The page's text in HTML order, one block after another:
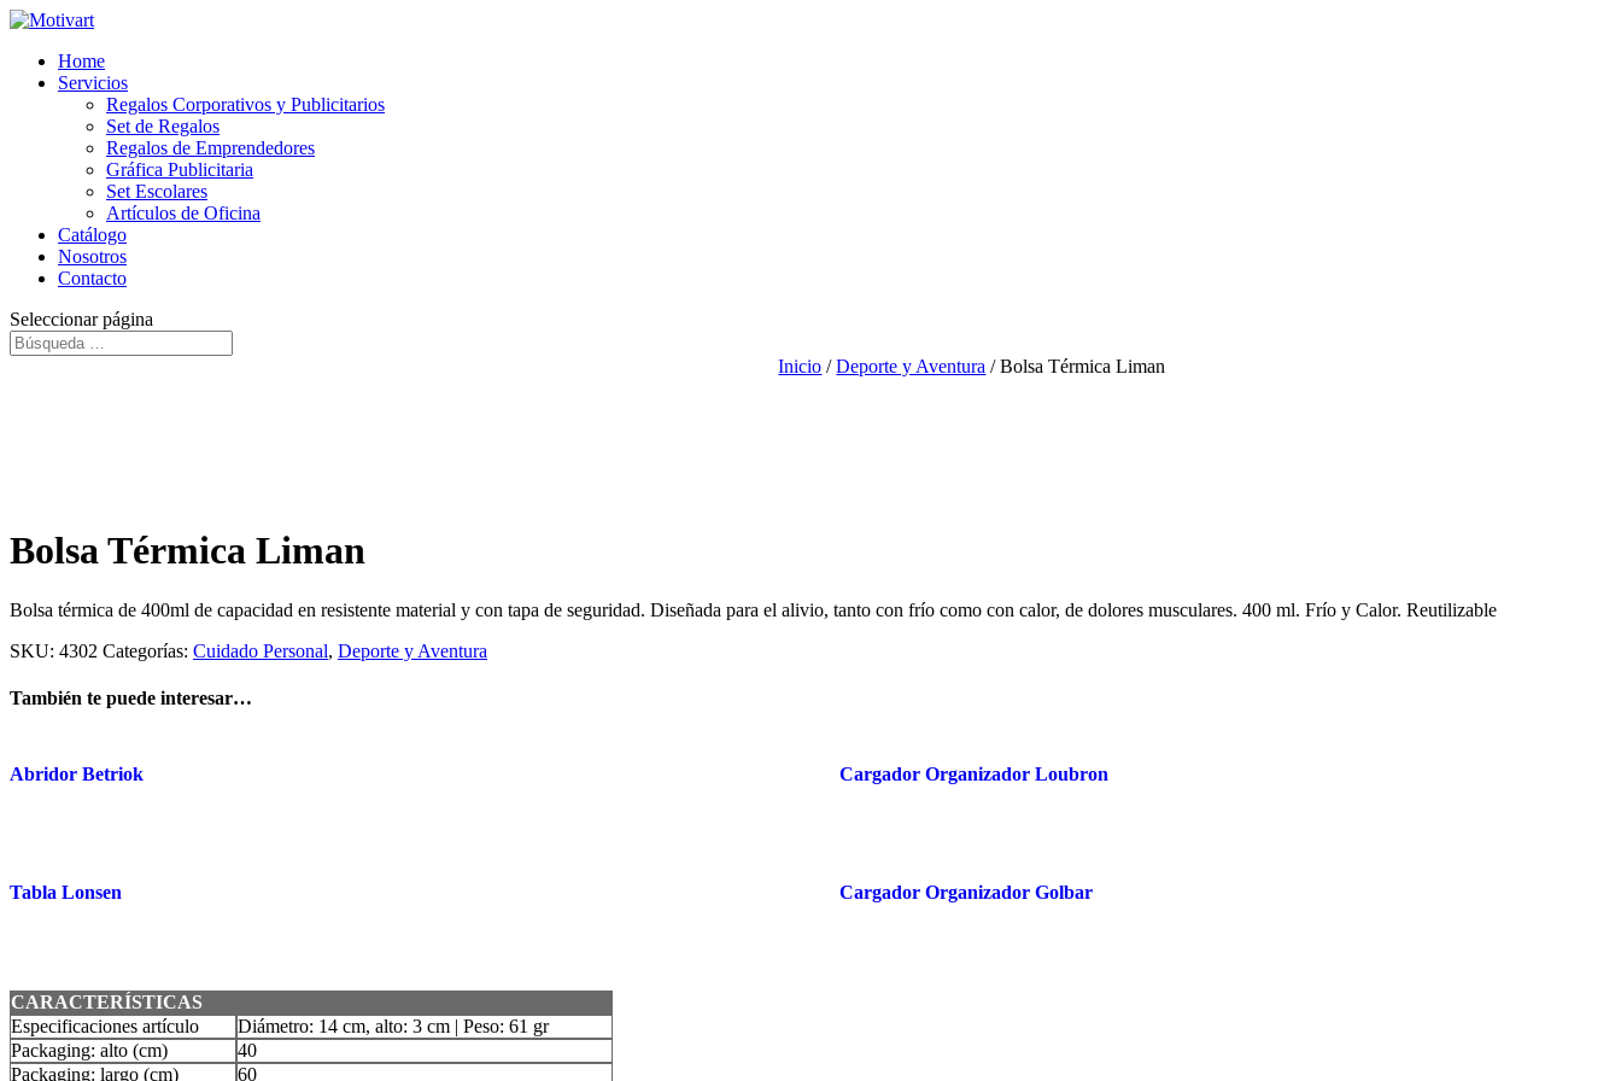
Home
Servicios
Regalos Corporativos y Publicitarios
Set de Regalos
Regalos de Emprendedores
Gráfica Publicitaria
Set Escolares
Artículos de Oficina
Catálogo
Nosotros
Contacto
Seleccionar página
Inicio /Deporte y Aventura / Bolsa Térmica Liman
Bolsa Térmica Liman
Bolsa térmica de 400ml de capacidad en resistente material y con tapa de seguridad. Diseñada para el alivio, tanto con frío como con calor, de dolores musculares. 400 ml. Frío y Calor. Reutilizable
SKU: 4302 Categorías: Cuidado Personal, Deporte y Aventura
También te puede interesar…
Abridor Betriok Cargador Organizador Loubron
Tabla Lonsen Cargador Organizador Golbar
CARACTERÍSTICAS
Especificaciones artículo
Diámetro: 14 cm, alto: 3 cm | Peso: 61 gr
Packaging: alto (cm)
40
Packaging: largo (cm)
60